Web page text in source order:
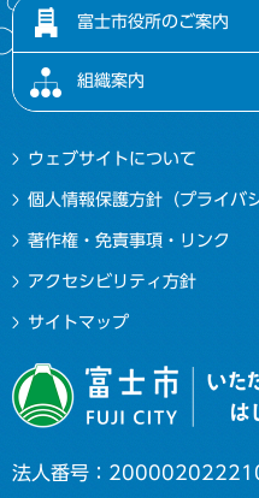
富士市役所のご案内
組織案内
ウェブサイトについて
個人情報保護方針（プライバ
著作権・免責事項・リンク
アクセシビリティ方針
サイトマップ
法人番号：